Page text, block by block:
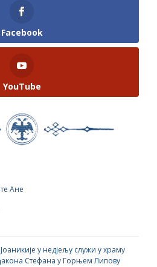
Facebook
YouTube
Ане
у недјељу служи у храму
Стефана у Горњем Липову